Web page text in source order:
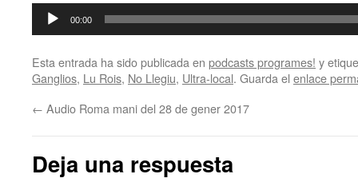
Reproductor
00:00
Esta entrada ha sido publicada en podcasts programes! y
Ganglios, Lu Rois, No Llegiu, Ultra-local. Guarda el enlace
← Audio Roma mani del 28 de gener 2017
Deja una respuesta